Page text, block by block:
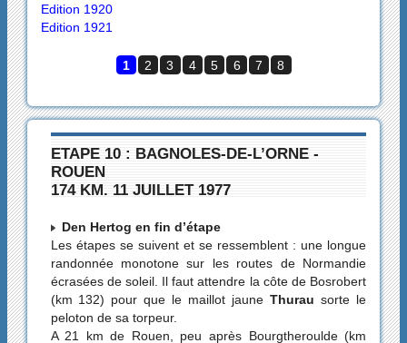
Edition 1920
Edition 1921
1 2 3 4 5 6 7 8
ETAPE 10 : BAGNOLES-DE-L’ORNE -
ROUEN
174 KM. 11 JUILLET 1977
Den Hertog en fin d’étape
Les étapes se suivent et se ressemblent : une longue
randonnée monotone sur les routes de Normandie
écrasées de soleil. Il faut attendre la côte de Bosrobert
(km 132) pour que le maillot jauneThurau sorte le
peloton de sa torpeur.
A 21 km de Rouen, peu après Bourgtheroulde (km